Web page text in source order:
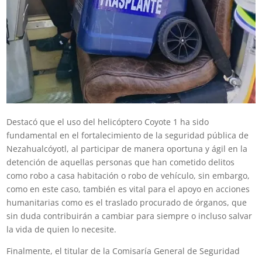
Destacó que el uso del helicóptero Coyote 1 ha sido
fundamental en el fortalecimiento de la seguridad pública de
Nezahualcóyotl, al participar de manera oportuna y ágil en la
detención de aquellas personas que han cometido delitos
como robo a casa habitación o robo de vehículo, sin embargo,
como en este caso, también es vital para el apoyo en acciones
humanitarias como es el traslado procurado de órganos, que
sin duda contribuirán a cambiar para siempre o incluso salvar
la vida de quien lo necesite.
Finalmente, el titular de la Comisaría General de Seguridad